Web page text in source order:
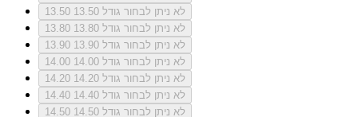
13.50
לא ניתן לבחור גודל 13.50
13.80
לא ניתן לבחור גודל 13.80
13.90
לא ניתן לבחור גודל 13.90
14.00
לא ניתן לבחור גודל 14.00
14.20
לא ניתן לבחור גודל 14.20
14.40
לא ניתן לבחור גודל 14.40
14.50
לא ניתן לבחור גודל 14.50